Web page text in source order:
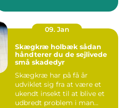
09. Jan
Skægkræ holbæk sådan
håndterer du de sejlivede
små skadedyr
Skægkræ har på få år
udviklet sig fra at være et
ukendt insekt til at blive et
udbredt problem i man...